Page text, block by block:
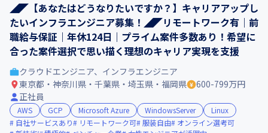
◢◤【あなたはどうなりたいですか？】キャリアアップし
たいインフラエンジニア募集！◢◤リモートワーク有｜前
職給与保証｜年休124日｜プライム案件多数あり！希望に
合った案件選択で思い描く理想のキャリア実現を支援
クラウドエンジニア、インフラエンジニア
東京都・神奈川県・千葉県・埼玉県・福岡県
600-799万円
正社員
AWS GCP Microsoft Azure WindowsServer
Linux
自社サービスあり
リモートワーク可 服装自由
オンライン選考可